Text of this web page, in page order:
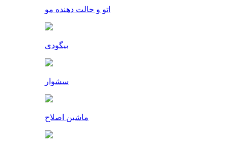
اتو و حالت دهنده مو
بیگودی
سشوار
ماشین اصلاح